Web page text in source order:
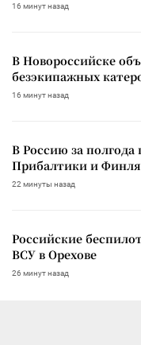
16 минут назад
В Новороссийске
безэкипажных
16 минут назад
В Россию за
Прибалтики и
22 минуты назад
Российские
ВСУ в Орехове
26 минут назад